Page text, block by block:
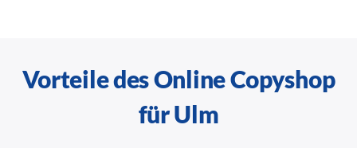
Vorteile des Online Copyshop
für Ulm